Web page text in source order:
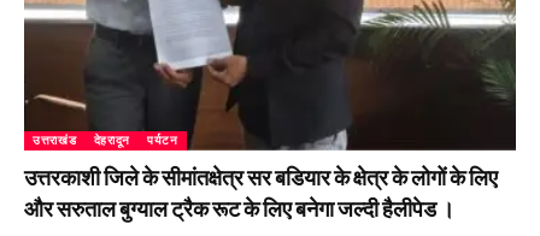
उत्तराखंड देहरादून पर्यटन
उत्तरकाशी जिले के सीमांतक्षेत्र सर बडियार के क्षेत्र के लोगों के लिए
और सरुताल बुग्याल ट्रैक रूट के लिए बनेगा जल्दी हैलीपेड ।